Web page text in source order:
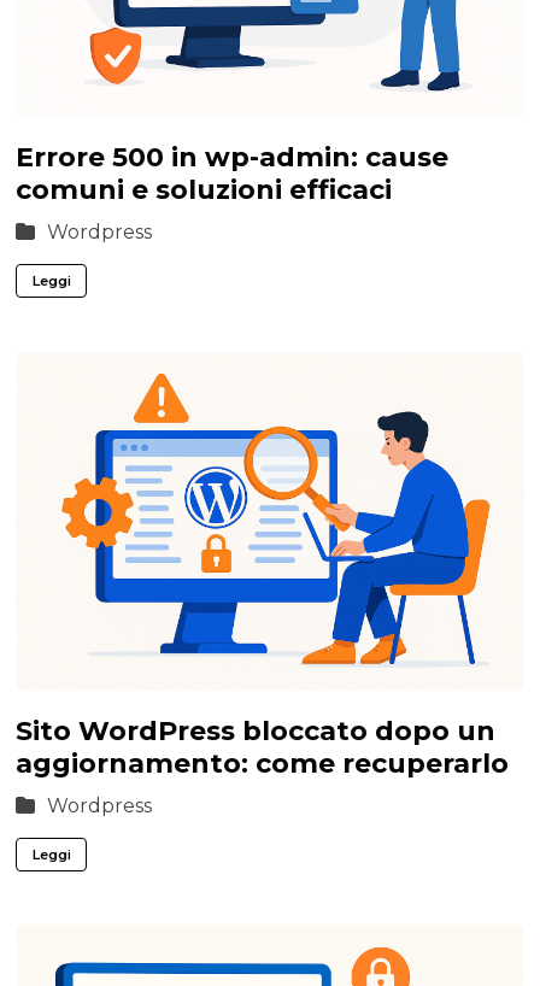
Errore 500 in wp-admin: cause
comuni e soluzioni efficaci
Wordpress
Leggi
Sito WordPress bloccato dopo un
aggiornamento: come recuperarlo
Wordpress
Leggi